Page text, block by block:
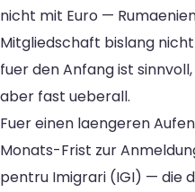
nicht mit Euro —
Mitgliedschaft bislang
fuer den Anfang ist
aber fast ueberall.
Fuer einen laengeren
Monats-Frist zur
pentru Imigrari (IGI) — die